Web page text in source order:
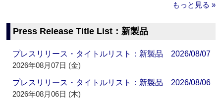
もっと見る »
Press Release Title List：新製品
プレスリリース・タイトルリスト：新製品 2026/08/07
2026年08月07日 (金)
プレスリリース・タイトルリスト：新製品 2026/08/06
2026年08月06日 (木)